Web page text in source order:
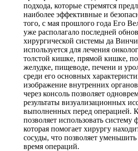
подхода, которые стремятся
наиболее эффективные и
того, с мая прошлого года Его
уже располагало последней
хирургической системы да
используется для лечения
толстой кишке, прямой кишке,
желудке, пищеводе, печени и
среди его основных
изображение внутренних
через консоль позволяет
результаты визуализационных
выполненных перед операцией.
позволяет использовать систему
которая помогает хирургу
сосуды, что позволяет
время операций.